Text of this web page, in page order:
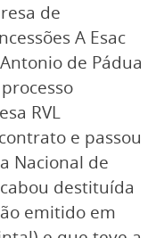
de
A Esac
de Pádua
RVL
e passou
Nacional de
destituída
emitido em